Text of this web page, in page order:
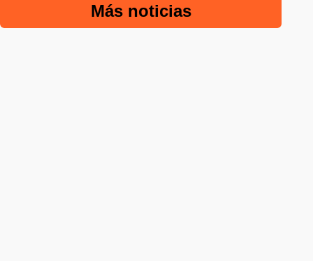
Más noticias